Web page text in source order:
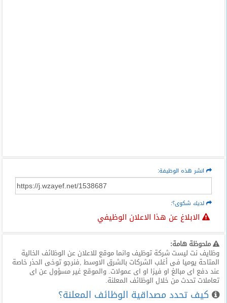
انشر هذه الوظيفة:
لديك شكوى؟:
الابلاغ عن هذا الاعلان الوظيفي
ملحوظة هامة:
وظايف نت ليست شركة توظيف وانما موقع للاعلان عن الوظائف الخالية
المتاحة يوميا فى أغلب الشركات بالشرق الاوسط ,فنرجو توخى الحذر خاصة
عند دفع اى مبالغ او فيزا او اى عمولات. والموقع غير مسؤول عن اى
تعاملات تحدث من خلال الوظائف المعلنة.
كيف تحدد مصداقية الوظائف المعلنة؟